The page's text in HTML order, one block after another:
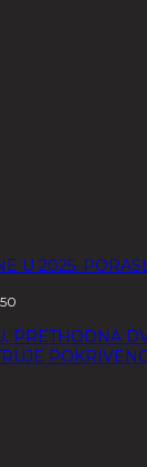
U 2025.
PRETHODNA